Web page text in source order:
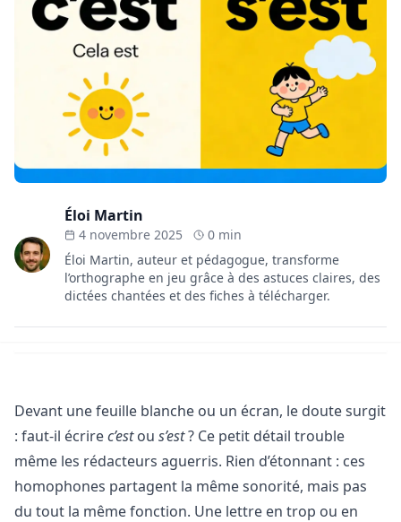
Éloi Martin
4 novembre 2025
0 min
Éloi Martin, auteur et pédagogue, transforme
l’orthographe en jeu grâce à des astuces claires, des
dictées chantées et des fiches à télécharger.
Devant une feuille blanche ou un écran, le doute surgit
: faut-il écrirec’estou s’est? Ce petit détail trouble
même les rédacteurs aguerris. Rien d’étonnant : ces
homophones partagent la même sonorité, mais pas
du tout la même fonction. Une lettre en trop ou en